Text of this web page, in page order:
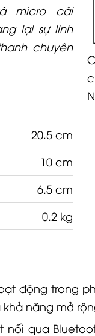
micro cài
lại sự linh
chuyên
20.5 cm
10 cm
6.5 cm
0.2 kg
động trong
năng mở
nối qua